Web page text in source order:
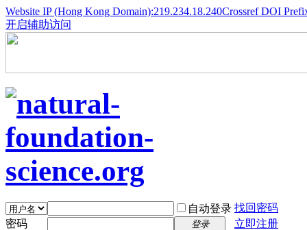
Website IP (Hong Kong Domain):219.234.18.240Crossref DOI
开启辅助访问
自动登录 找回密码
密码
登录
立即注册